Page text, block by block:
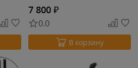
7 800 ₽
0.0
В корзину